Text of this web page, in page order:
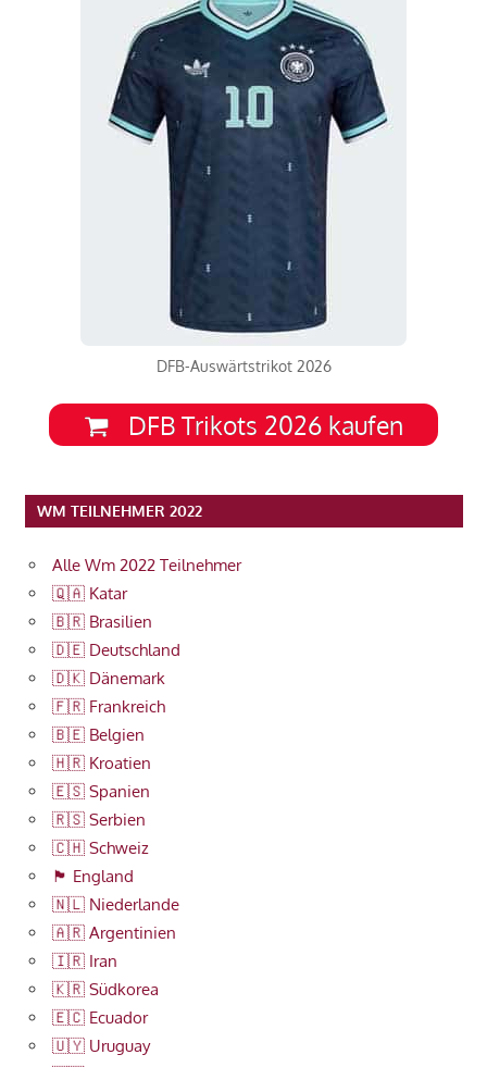
DFB-Auswärtstrikot 2026
DFB Trikots 2026 kaufen
WM TEILNEHMER 2022
Alle Wm 2022 Teilnehmer
🇶🇦 Katar
🇧🇷 Brasilien
🇩🇪 Deutschland
🇩🇰 Dänemark
🇫🇷 Frankreich
🇧🇪 Belgien
🇭🇷 Kroatien
🇪🇸 Spanien
🇷🇸 Serbien
🇨🇭 Schweiz
🏴󠁧󠁢󠁥󠁮󠁧󠁿 England
🇳🇱 Niederlande
🇦🇷 Argentinien
🇮🇷 Iran
🇰🇷 Südkorea
🇪🇨 Ecuador
🇺🇾 Uruguay